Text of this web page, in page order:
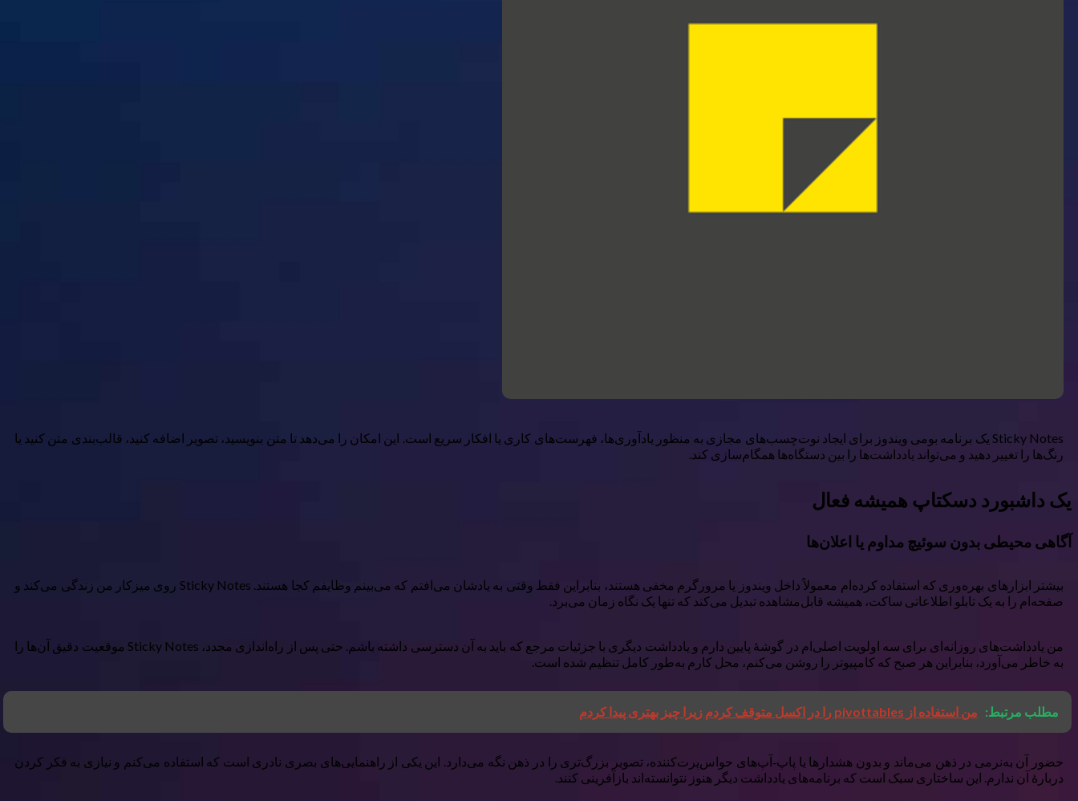
Sticky Notes یک برنامه بومی ویندوز برای ایجاد نوت‌چسب‌های مجازی به منظور یادآوری‌ها، فهرست‌های کاری یا افکار سریع است. این امکان را می‌دهد تا متن بنویسید، تصویر اضافه کنید، قالب‌بندی متن کنید یا
رنگ‌ها را تغییر دهید و می‌تواند یادداشت‌ها را بین دستگاه‌ها همگام‌سازی کند.
یک داشبورد دسکتاپ همیشه فعال
آگاهی محیطی بدون سوئیچ مداوم یا اعلان‌ها
بیشتر ابزارهای بهره‌وری که استفاده کرده‌ام معمولاً داخل ویندوز یا مرورگرم مخفی هستند، بنابراین فقط وقتی به یادشان می‌افتم که می‌بینم وظایفم کجا هستند. Sticky Notes روی میزکار من زندگی می‌کند و
صفحه‌ام را به یک تابلو اطلاعاتی ساکت، همیشه قابل‌مشاهده تبدیل می‌کند که تنها یک نگاه زمان می‌برد.
من یادداشت‌های روزانه‌ای برای سه اولویت اصلی‌ام در گوشهٔ پایین دارم و یادداشت دیگری با جزئیات مرجع که باید به آن دسترسی داشته باشم. حتی پس از راه‌اندازی مجدد، Sticky Notes موقعیت دقیق آن‌ها را
به خاطر می‌آورد، بنابراین هر صبح که کامپیوتر را روشن می‌کنم، محل کارم به‌طور کامل تنظیم شده است.
مطلب مرتبط: من استفاده از pivottables را در اکسل متوقف کردم زیرا چیز بهتری پیدا کردم
حضور آن به‌نرمی در ذهن می‌ماند و بدون هشدارها یا پاپ‑آپ‌های حواس‌پرت‌کننده، تصویر بزرگ‌تری را در ذهن نگه می‌دارد. این یکی از راهنمایی‌های بصری نادری است که استفاده می‌کنم و نیازی به فکر کردن
دربارهٔ آن ندارم. این ساختاری سبک است که برنامه‌های یادداشت دیگر هنوز نتوانسته‌اند بازآفرینی کنند.